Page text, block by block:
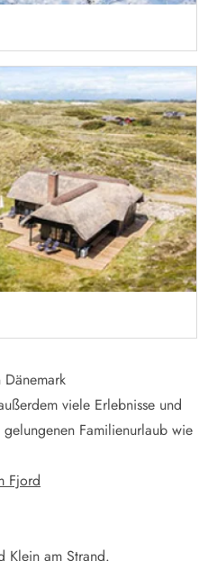
viele Erlebnisse und
Familienurlaub wie
Fjord
Klein am Strand.